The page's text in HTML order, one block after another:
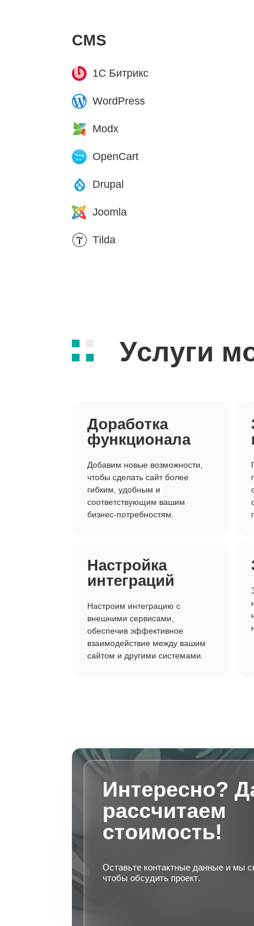
CMS
1C Битрикс
WordPress
Modx
OpenCart
Drupal
Joomla
Tilda
Услуги
Доработка
функционала
Добавим новые возможности,
чтобы сделать сайт более
гибким, удобным и
соответствующим вашим
бизнес-потребностям.
Настройка
интеграций
Настроим интеграцию с
внешними сервисами,
обеспечив эффективное
взаимодействие между вашим
сайтом и другими системами.
Интересно?
рассчитаем
стоимость!
Оставьте контактные данные и мы
чтобы обсудить проект.